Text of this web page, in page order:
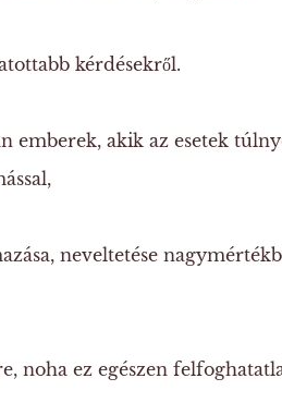
kérdésekről.
emberek, akik az esetek
neveltetése
noha ez egészen